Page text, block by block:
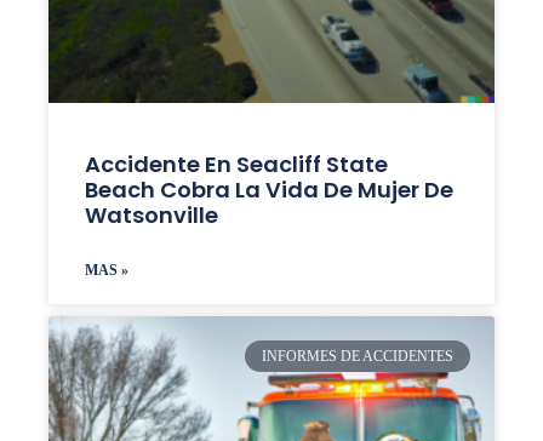
Accidente En Seacliff State
Beach Cobra La Vida De Mujer De
Watsonville
MAS »
INFORMES DE ACCIDENTES